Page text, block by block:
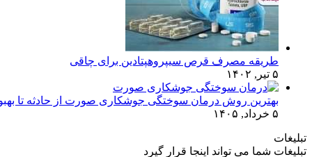
طریقه مصرف قرص سیپروهپتادین برای چاقی
۵ تیر, ۱۴۰۲
بهترین روش درمان سوختگی جوشکاری صورت از حادثه تا
۵ خرداد, ۱۴۰۵
تبلیغات
تبلیغات شما می تواند اینجا قرار گیرد